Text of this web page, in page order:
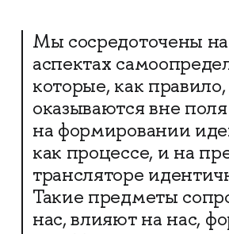
Мы сосредоточены
аспектах
которые, как правило,
оказываются вне
на формировании
как процессе, и на
трансляторе
Такие предметы
нас, влияют на нас,